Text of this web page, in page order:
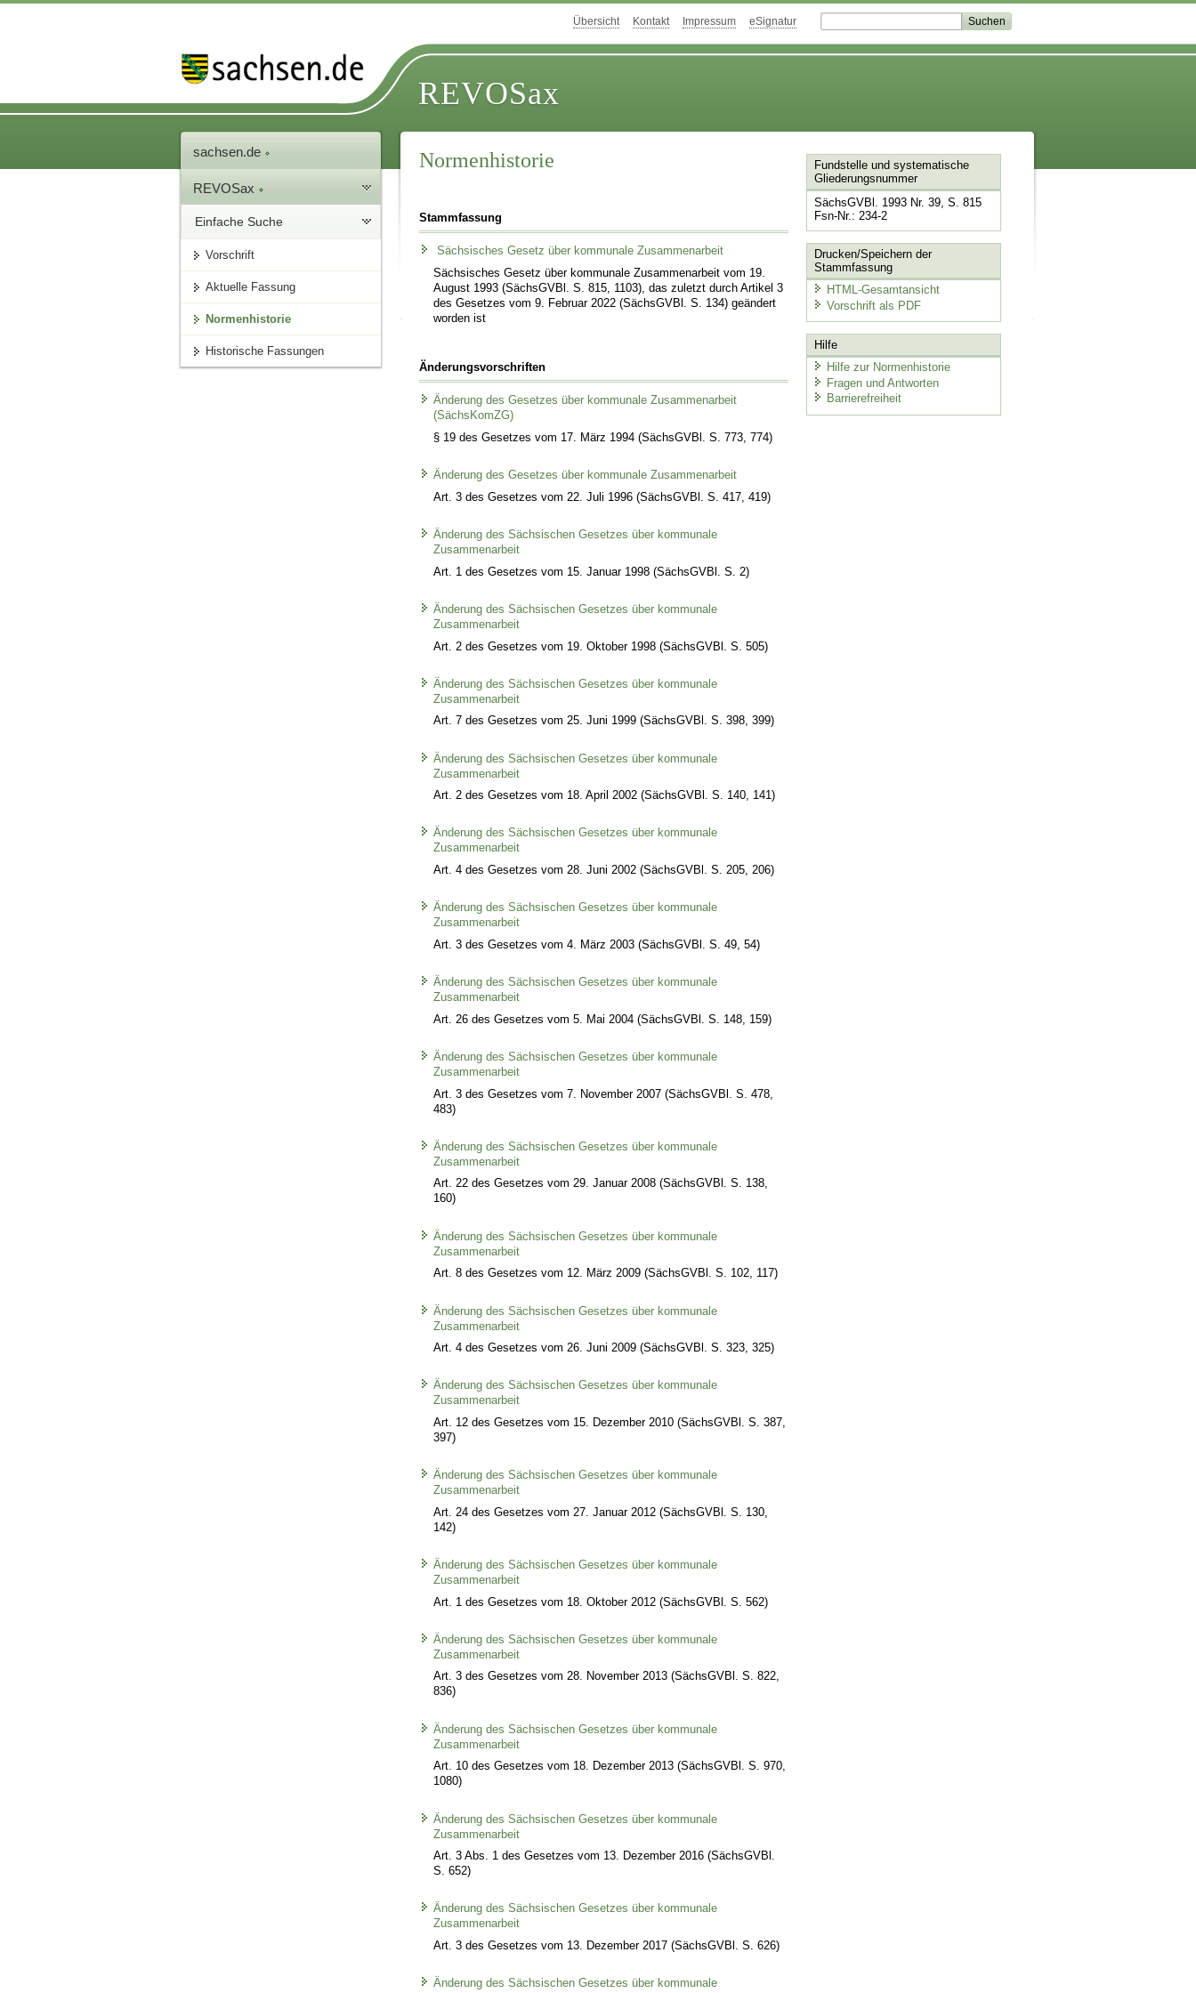
Übersicht Kontakt Impressum eSignatur
REVOSax
sachsen.de
REVOSax
Einfache Suche
Vorschrift
Aktuelle Fassung
Normenhistorie
Historische Fassungen
Normenhistorie
Stammfassung
Sächsisches Gesetz über kommunale Zusammenarbeit
Sächsisches Gesetz über kommunale Zusammenarbeit vom 19.
August 1993 (SächsGVBl. S. 815, 1103), das zuletzt durch Artikel 3
des Gesetzes vom 9. Februar 2022 (SächsGVBl. S. 134) geändert
worden ist
Änderungsvorschriften
Änderung des Gesetzes über kommunale Zusammenarbeit
(SächsKomZG)
§ 19 des Gesetzes vom 17. März 1994 (SächsGVBl. S. 773, 774)
Änderung des Gesetzes über kommunale Zusammenarbeit
Art. 3 des Gesetzes vom 22. Juli 1996 (SächsGVBl. S. 417, 419)
Änderung des Sächsischen Gesetzes über kommunale
Zusammenarbeit
Art. 1 des Gesetzes vom 15. Januar 1998 (SächsGVBl. S. 2)
Änderung des Sächsischen Gesetzes über kommunale
Zusammenarbeit
Art. 2 des Gesetzes vom 19. Oktober 1998 (SächsGVBl. S. 505)
Änderung des Sächsischen Gesetzes über kommunale
Zusammenarbeit
Art. 7 des Gesetzes vom 25. Juni 1999 (SächsGVBl. S. 398, 399)
Änderung des Sächsischen Gesetzes über kommunale
Zusammenarbeit
Art. 2 des Gesetzes vom 18. April 2002 (SächsGVBl. S. 140, 141)
Änderung des Sächsischen Gesetzes über kommunale
Zusammenarbeit
Art. 4 des Gesetzes vom 28. Juni 2002 (SächsGVBl. S. 205, 206)
Änderung des Sächsischen Gesetzes über kommunale
Zusammenarbeit
Art. 3 des Gesetzes vom 4. März 2003 (SächsGVBl. S. 49, 54)
Änderung des Sächsischen Gesetzes über kommunale
Zusammenarbeit
Art. 26 des Gesetzes vom 5. Mai 2004 (SächsGVBl. S. 148, 159)
Änderung des Sächsischen Gesetzes über kommunale
Zusammenarbeit
Art. 3 des Gesetzes vom 7. November 2007 (SächsGVBl. S. 478,
483)
Änderung des Sächsischen Gesetzes über kommunale
Zusammenarbeit
Art. 22 des Gesetzes vom 29. Januar 2008 (SächsGVBl. S. 138,
160)
Änderung des Sächsischen Gesetzes über kommunale
Zusammenarbeit
Art. 8 des Gesetzes vom 12. März 2009 (SächsGVBl. S. 102, 117)
Änderung des Sächsischen Gesetzes über kommunale
Zusammenarbeit
Art. 4 des Gesetzes vom 26. Juni 2009 (SächsGVBl. S. 323, 325)
Änderung des Sächsischen Gesetzes über kommunale
Zusammenarbeit
Art. 12 des Gesetzes vom 15. Dezember 2010 (SächsGVBl. S. 387,
397)
Änderung des Sächsischen Gesetzes über kommunale
Zusammenarbeit
Art. 24 des Gesetzes vom 27. Januar 2012 (SächsGVBl. S. 130,
142)
Änderung des Sächsischen Gesetzes über kommunale
Zusammenarbeit
Art. 1 des Gesetzes vom 18. Oktober 2012 (SächsGVBl. S. 562)
Änderung des Sächsischen Gesetzes über kommunale
Zusammenarbeit
Art. 3 des Gesetzes vom 28. November 2013 (SächsGVBl. S. 822,
836)
Änderung des Sächsischen Gesetzes über kommunale
Zusammenarbeit
Art. 10 des Gesetzes vom 18. Dezember 2013 (SächsGVBl. S. 970,
1080)
Änderung des Sächsischen Gesetzes über kommunale
Zusammenarbeit
Art. 3 Abs. 1 des Gesetzes vom 13. Dezember 2016 (SächsGVBl.
S. 652)
Änderung des Sächsischen Gesetzes über kommunale
Zusammenarbeit
Art. 3 des Gesetzes vom 13. Dezember 2017 (SächsGVBl. S. 626)
Änderung des Sächsischen Gesetzes über kommunale
Fundstelle und systematische
Gliederungsnummer
SächsGVBl. 1993 Nr. 39, S. 815
Fsn-Nr.: 234-2
Drucken/Speichern der
Stammfassung
HTML-Gesamtansicht
Vorschrift als PDF
Hilfe
Hilfe zur Normenhistorie
Fragen und Antworten
Barrierefreiheit